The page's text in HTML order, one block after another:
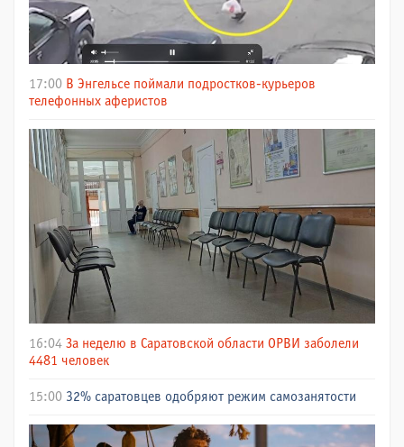
17:00 В Энгельсе поймали подростков-курьеров
телефонных аферистов
16:04 За неделю в Саратовской области ОРВИ заболели
4481 человек
15:00 32% саратовцев одобряют режим самозанятости